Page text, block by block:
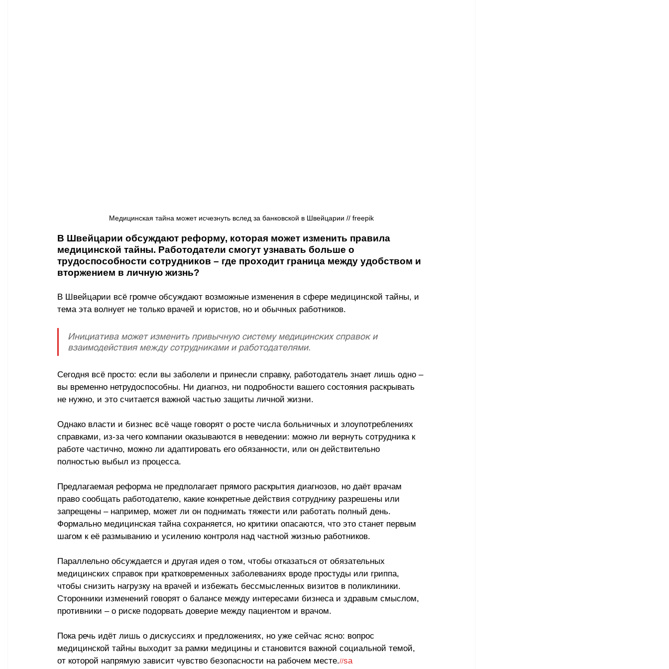
Медицинская тайна может исчезнуть вслед за банковской в Швейцарии // freepik
В Швейцарии обсуждают реформу, которая может изменить правила
медицинской тайны. Работодатели смогут узнавать больше о
трудоспособности сотрудников – где проходит граница между удобством и
вторжением в личную жизнь?
В Швейцарии всё громче обсуждают возможные изменения в сфере медицинской тайны, и
тема эта волнует не только врачей и юристов, но и обычных работников.
Инициатива может изменить привычную систему медицинских справок и
взаимодействия между сотрудниками и работодателями.
Сегодня всё просто: если вы заболели и принесли справку, работодатель знает лишь одно –
вы временно нетрудоспособны. Ни диагноз, ни подробности вашего состояния раскрывать
не нужно, и это считается важной частью защиты личной жизни.
Однако власти и бизнес всё чаще говорят о росте числа больничных и злоупотреблениях
справками, из-за чего компании оказываются в неведении: можно ли вернуть сотрудника к
работе частично, можно ли адаптировать его обязанности, или он действительно
полностью выбыл из процесса.
Предлагаемая реформа не предполагает прямого раскрытия диагнозов, но даёт врачам
право сообщать работодателю, какие конкретные действия сотруднику разрешены или
запрещены – например, может ли он поднимать тяжести или работать полный день.
Формально медицинская тайна сохраняется, но критики опасаются, что это станет первым
шагом к её размыванию и усилению контроля над частной жизнью работников.
Параллельно обсуждается и другая идея о том, чтобы отказаться от обязательных
медицинских справок при кратковременных заболеваниях вроде простуды или гриппа,
чтобы снизить нагрузку на врачей и избежать бессмысленных визитов в поликлиники.
Сторонники изменений говорят о балансе между интересами бизнеса и здравым смыслом,
противники – о риске подорвать доверие между пациентом и врачом.
Пока речь идёт лишь о дискуссиях и предложениях, но уже сейчас ясно: вопрос
медицинской тайны выходит за рамки медицины и становится важной социальной темой,
от которой напрямую зависит чувство безопасности на рабочем месте.//sa